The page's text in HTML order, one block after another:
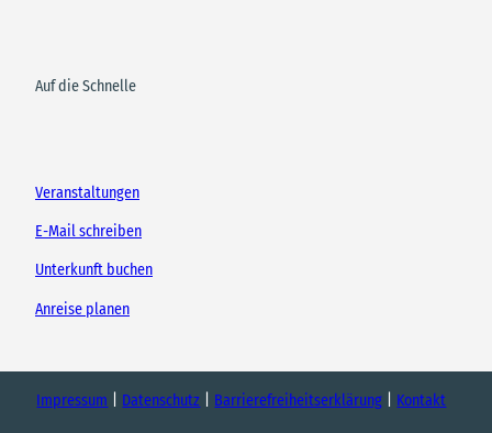
Auf die Schnelle
Veranstaltungen
E-Mail schreiben
Unterkunft buchen
Anreise planen
Impressum Datenschutz Barrierefreiheitserklärung Kontakt